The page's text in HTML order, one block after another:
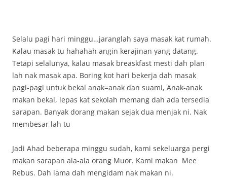
Selalu pagi hari minggu…jaranglah saya masak kat rumah.
Kalau masak tu hahahah angin kerajinan yang datang.
Tetapi selalunya, kalau masak breaskfast mesti dah plan
lah nak masak apa. Boring kot hari bekerja dah masak
pagi-pagi untuk bekal anak=anak dan suami, Anak-anak
makan bekal, lepas kat sekolah memang dah ada tersedia
sarapan. Banyak dorang makan sejak dua menjak ni. Nak
membesar lah tu
Jadi Ahad beberapa minggu sudah, kami sekeluarga pergi
makan sarapan ala-ala orang Muor. Kami makan Mee
Rebus. Dah lama dah mengidam nak makan ni.